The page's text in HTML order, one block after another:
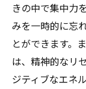
きの中で集中力
みを一時的に忘
とができます。
は、精神的なリ
ジティブなエネ